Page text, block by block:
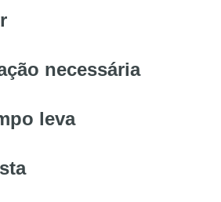
necessária
leva